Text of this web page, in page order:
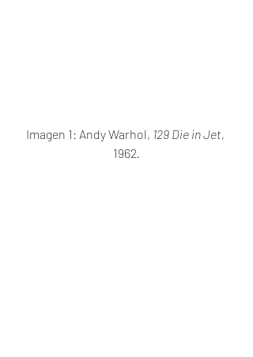
Imagen 1: Andy Warhol, 129 Die in Jet,
1962